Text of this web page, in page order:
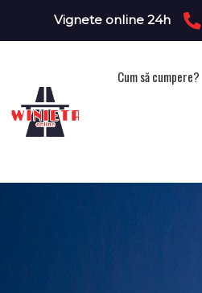
Vignete online 24h
Cum să cumpere?